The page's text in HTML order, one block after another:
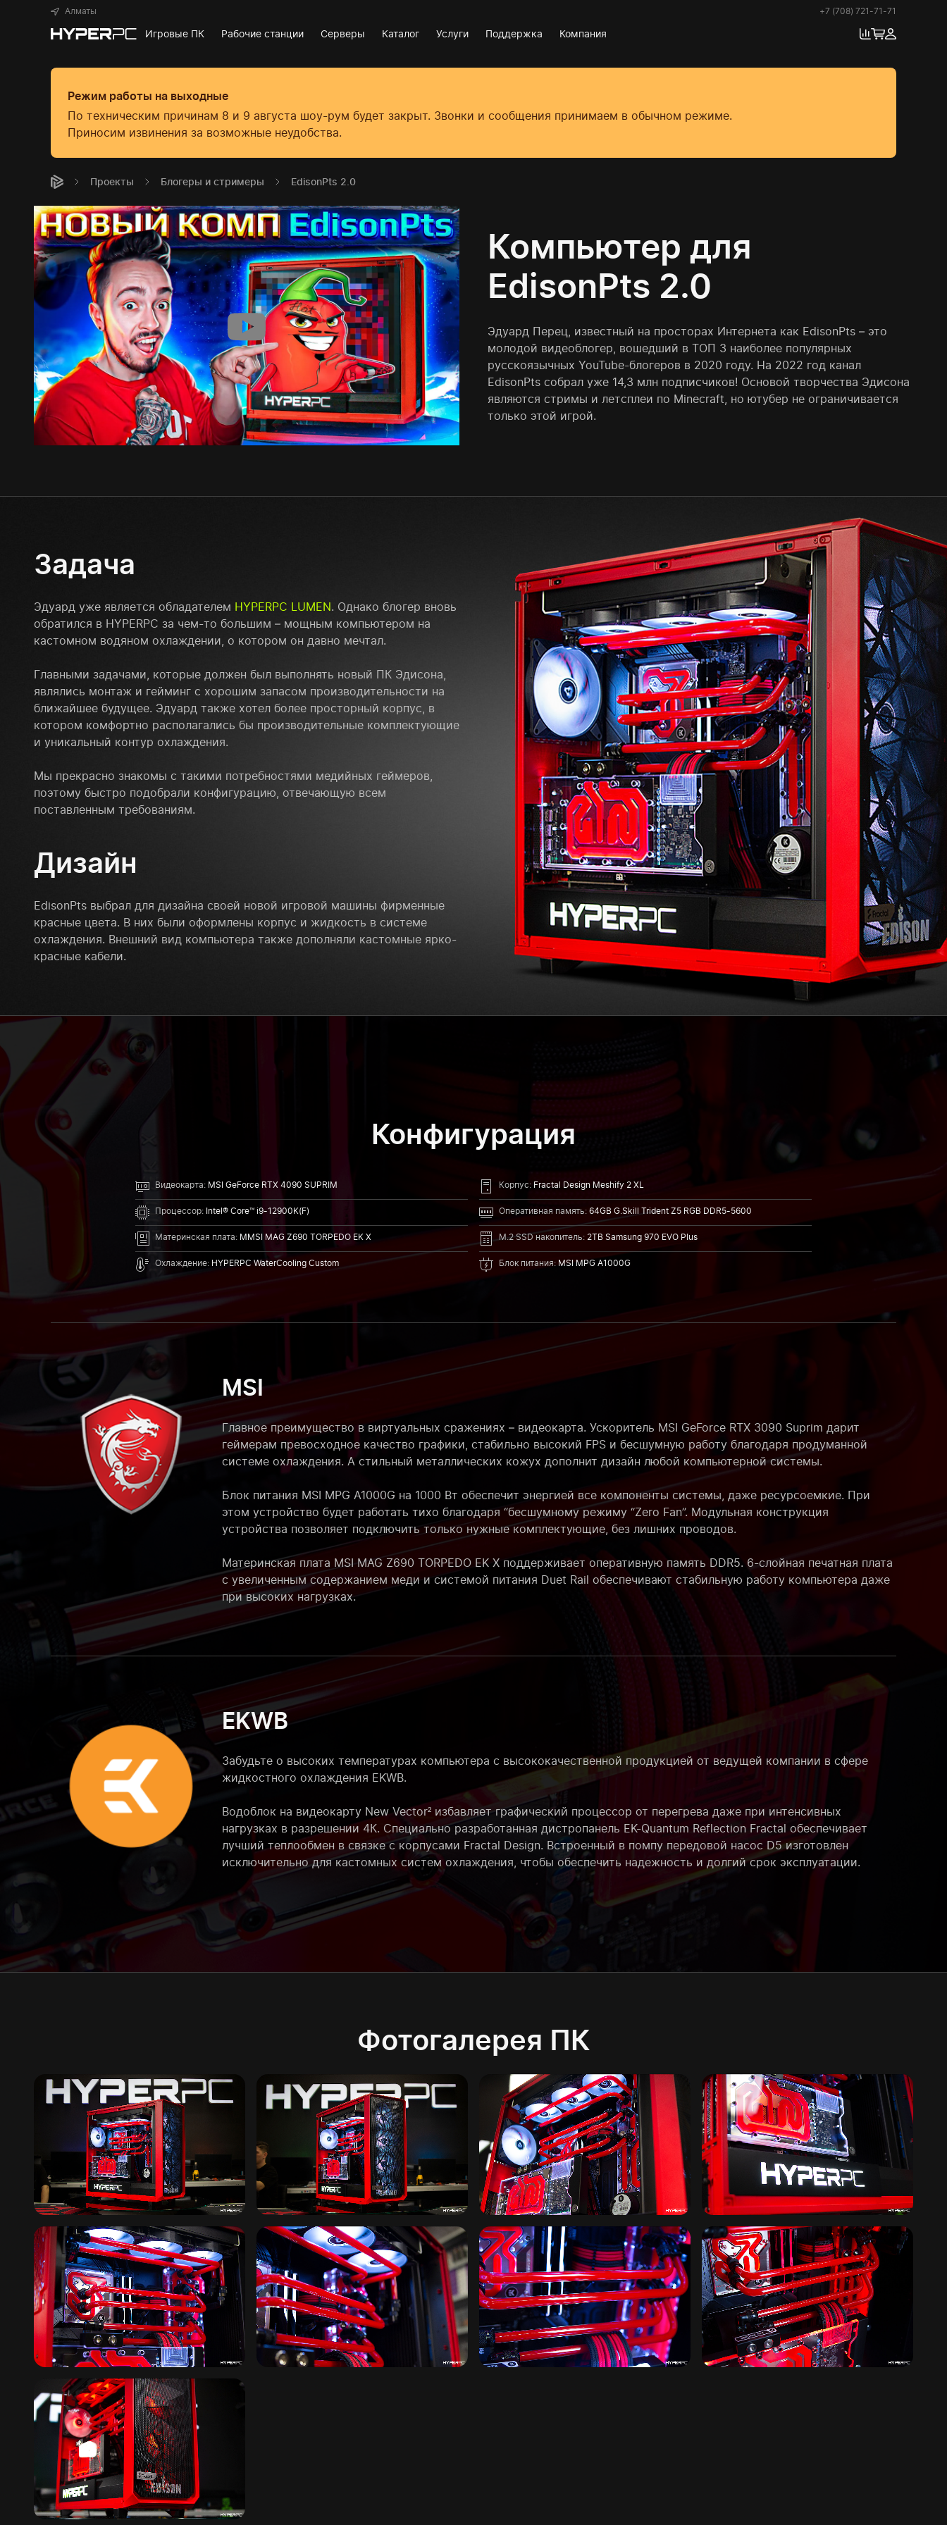
Алматы +7 (708) 721-71-71
Игровые ПК Рабочие станции Серверы Каталог Услуги Поддержка Компания
Режим работы на выходные
По техническим причинам 8 и 9 августа шоу-рум будет закрыт. Звонки и сообщения принимаем в обычном режиме.
Приносим извинения за возможные неудобства.
Проекты Блогеры и стримеры EdisonPts 2.0
Компьютер для
EdisonPts 2.0
Эдуард Перец, известный на просторах Интернета как EdisonPts – это
молодой видеоблогер, вошедший в ТОП 3 наиболее популярных
русскоязычных YouTube-блогеров в 2020 году. На 2022 год канал
EdisonPts собрал уже 14,3 млн подписчиков! Основой творчества Эдисона
являются стримы и летсплеи по Minecraft, но ютубер не ограничивается
только этой игрой.
Задача
Эдуард уже является обладателем HYPERPC LUMEN. Однако блогер вновь
обратился в HYPERPC за чем-то большим – мощным компьютером на
кастомном водяном охлаждении, о котором он давно мечтал.
Главными задачами, которые должен был выполнять новый ПК Эдисона,
являлись монтаж и гейминг с хорошим запасом производительности на
ближайшее будущее. Эдуард также хотел более просторный корпус, в
котором комфортно располагались бы производительные комплектующие
и уникальный контур охлаждения.
Мы прекрасно знакомы с такими потребностями медийных геймеров,
поэтому быстро подобрали конфигурацию, отвечающую всем
поставленным требованиям.
Дизайн
EdisonPts выбрал для дизайна своей новой игровой машины фирменные
красные цвета. В них были оформлены корпус и жидкость в системе
охлаждения. Внешний вид компьютера также дополняли кастомные ярко-
красные кабели.
Конфигурация
Видеокарта: MSI GeForce RTX 4090 SUPRIM
Процессор: Intel® Core™ i9-12900K(F)
Материнская плата: MMSI MAG Z690 TORPEDO EK X
Охлаждение: HYPERPC WaterCooling Custom
Корпус: Fractal Design Meshify 2 XL
Оперативная память: 64GB G.Skill Trident Z5 RGB DDR5-5600
M.2 SSD накопитель: 2TB Samsung 970 EVO Plus
Блок питания: MSI MPG A1000G
MSI
Главное преимущество в виртуальных сражениях – видеокарта. Ускоритель MSI GeForce RTX 3090 Suprim дарит
геймерам превосходное качество графики, стабильно высокий FPS и бесшумную работу благодаря продуманной
системе охлаждения. А стильный металлических кожух дополнит дизайн любой компьютерной системы.
Блок питания MSI MPG A1000G на 1000 Вт обеспечит энергией все компоненты системы, даже ресурсоемкие. При
этом устройство будет работать тихо благодаря “бесшумному режиму “Zero Fan”. Модульная конструкция
устройства позволяет подключить только нужные комплектующие, без лишних проводов.
Материнская плата MSI MAG Z690 TORPEDO EK X поддерживает оперативную память DDR5. 6-слойная печатная плата
с увеличенным содержанием меди и системой питания Duet Rail обеспечивают стабильную работу компьютера даже
при высоких нагрузках.
EKWB
Забудьте о высоких температурах компьютера с высококачественной продукцией от ведущей компании в сфере
жидкостного охлаждения EKWB.
Водоблок на видеокарту New Vector² избавляет графический процессор от перегрева даже при интенсивных
нагрузках в разрешении 4К. Специально разработанная дистропанель EK-Quantum Reflection Fractal обеспечивает
лучший теплообмен в связке с корпусами Fractal Design. Встроенный в помпу передовой насос D5 изготовлен
исключительно для кастомных систем охлаждения, чтобы обеспечить надежность и долгий срок эксплуатации.
Фотогалерея ПК